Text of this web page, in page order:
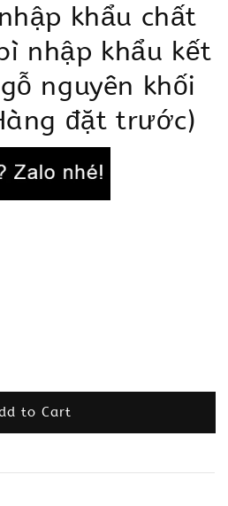
khẩu chất
nhập khẩu kết
nguyên khối
đặt trước)
to Cart